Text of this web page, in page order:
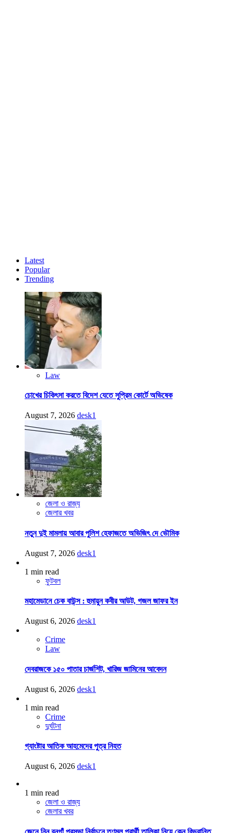
Latest
Popular
Trending
Law
চোখের চিকিৎসা করতে বিদেশ যেতে সুপ্রিম কোর্টে অভিষেক
August 7, 2026 desk1
জেলা ও রাজ্য
জেলার খবর
নতুন দুই মামলায় আবার পুলিশ হেফাজতে অভিজিৎ দে ভৌমিক
August 7, 2026 desk1
1 min read
ফুটবল
মহামেডানে চেক বাউন্স : হুমায়ুন কবীর আউট, গজল জাফর ইন
August 6, 2026 desk1
Crime
Law
দেবরাজকে ১৫০ পাতার চার্জশিট, খারিজ জামিনের আবেদন
August 6, 2026 desk1
1 min read
Crime
দুর্ঘটনা
গ্যাংষ্টার আতিক আহমেদের পুত্র নিহত
August 6, 2026 desk1
1 min read
জেলা ও রাজ্য
জেলার খবর